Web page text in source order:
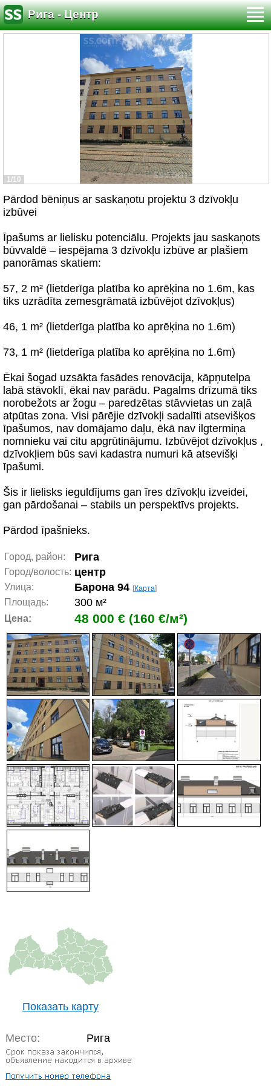
Рига - Центр
1/10
Pārdod bēniņus ar saskaņotu projektu 3 dzīvokļu
izbūvei
Īpašums ar lielisku potenciālu. Projekts jau saskaņots
būvvaldē – iespējama 3 dzīvokļu izbūve ar plašiem
panorāmas skatiem:
57, 2 m² (lietderīga platība ko aprēķina no 1.6m, kas
tiks uzrādīta zemesgrāmatā izbūvējot dzīvokļus)
46, 1 m² (lietderīga platība ko aprēķina no 1.6m)
73, 1 m² (lietderīga platība ko aprēķina no 1.6m)
Ēkai šogad uzsākta fasādes renovācija, kāpņutelpa
labā stāvoklī, ēkai nav parādu. Pagalms drīzumā tiks
norobežots ar žogu – paredzētas stāvvietas un zaļā
atpūtas zona. Visi pārējie dzīvokļi sadalīti atsevišķos
īpašumos, nav domājamo daļu, ēkā nav ilgtermiņa
nomnieku vai citu apgrūtinājumu. Izbūvējot dzīvokļus ,
dzīvokļiem būs savi kadastra numuri kā atsevišķi
īpašumi.
Šis ir lielisks ieguldījums gan īres dzīvokļu izveidei,
gan pārdošanai – stabils un perspektīvs projekts.
Pārdod īpašnieks.
Город, район: Рига
Город/волость: центр
Улица: Барона 94 [Карта]
Площадь: 300 м²
Цена: 48 000 € (160 €/м²)
Показать карту
Место: Рига